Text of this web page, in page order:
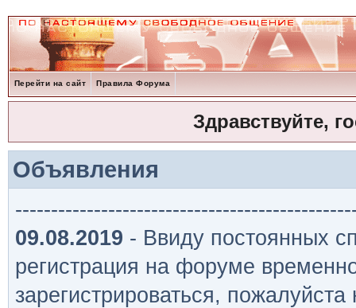
Перейти на сайт Правила Форума
Здравствуйте,
Объявления
09.08.2019 - Ввиду постоянных
регистрация на форуме
зарегистрироваться,